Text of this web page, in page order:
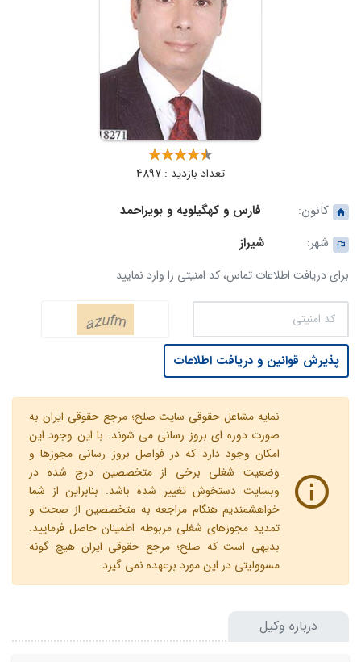
تعداد بازدید : 4897
کانون:
فارس و کهگیلویه و بویراحمد
شهر:
شیراز
برای دریافت اطلاعات تماس، کد امنیتی را وارد نمایید
پذیرش قوانین و دریافت اطلاعات
نمایه مشاغل حقوقی سایت صلح؛ مرجع حقوقی ایران به
صورت دوره ای بروز رسانی می شوند. با این وجود این
امکان وجود دارد که در فواصل بروز رسانی مجوزها و
وضعیت شغلی برخی از متخصصین درج شده در
وبسایت دستخوش تغییر شده باشد. بنابراین از شما
خواهشمندیم هنگام مراجعه به متخصصین از صحت و
تمدید مجوزهای شغلی مربوطه اطمینان حاصل فرمایید.
بدیهی است که صلح؛ مرجع حقوقی ایران هیچ گونه
مسوولیتی در این مورد برعهده نمی گیرد.
درباره وکیل